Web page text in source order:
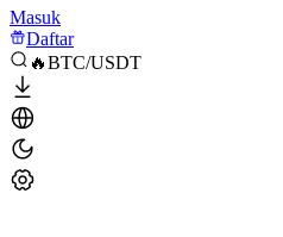
Masuk
Daftar
🔥BTC/USDT